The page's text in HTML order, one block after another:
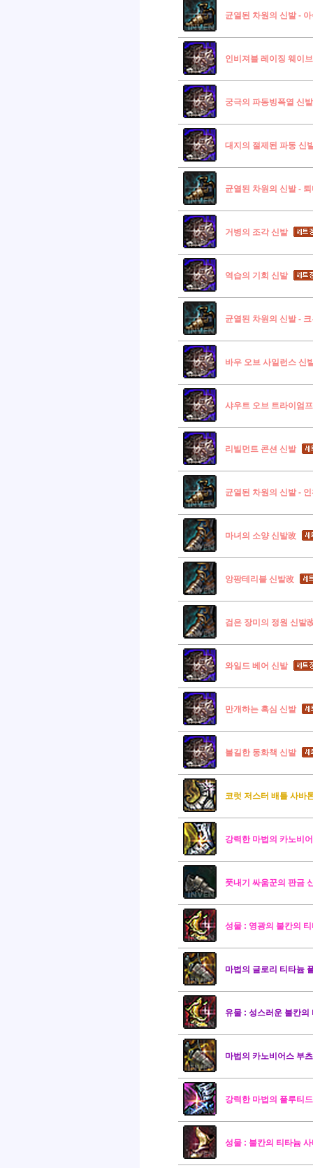
균열된 차원의 신발 -
인비져블 레이징 웨이
궁극의 파동빙폭열 신발
대지의 절제된 파동 신
균열된 차원의 신발 -
거병의 조각 신발
역습의 기회 신발
균열된 차원의 신발 -
바우 오브 사일런스 신
샤우트 오브 트라이엄
리빌먼트 콘션 신발
균열된 차원의 신발 -
마녀의 소양 신발改
앙팡테리블 신발改
검은 장미의 정원 신발
와일드 베어 신발
만개하는 흑심 신발
불길한 동화책 신발
코럿 저스터 배틀 사바
강력한 마법의 카노비
풋내기 싸움꾼의 판금
성물 : 영광의 불칸의
마법의 글로리 티타늄
유물 : 성스러운 불칸의
마법의 카노비어스 부츠
강력한 마법의 플루티
성물 : 불칸의 티타늄